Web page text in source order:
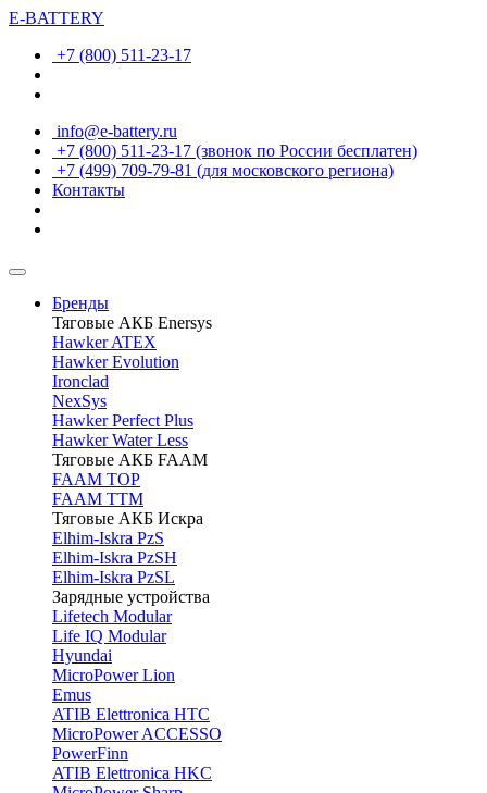
E-BATTERY
+7 (800) 511-23-17
info@e-battery.ru
+7 (800) 511-23-17 (звонок по России бесплатен)
+7 (499) 709-79-81 (для московского региона)
Контакты
Бренды
Тяговые АКБ Enersys
Hawker ATEX
Hawker Evolution
Ironclad
NexSys
Hawker Perfect Plus
Hawker Water Less
Тяговые АКБ FAAM
FAAM TOP
FAAM TTM
Тяговые АКБ Искра
Elhim-Iskra PzS
Elhim-Iskra PzSH
Elhim-Iskra PzSL
Зарядные устройства
Lifetech Modular
Life IQ Modular
Hyundai
MicroPower Lion
Emus
ATIB Elettronica HTC
MicroPower ACCESSO
PowerFinn
ATIB Elettronica HKC